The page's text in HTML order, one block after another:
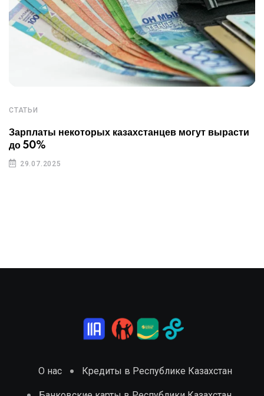
СТАТЬИ
Зарплаты некоторых казахстанцев могут вырасти
до 50%
29.07.2025
О нас Кредиты в Республике Казахстан